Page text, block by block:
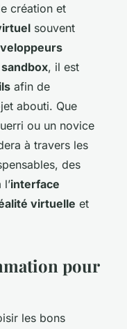
création et
souvent
sandbox, il est
afin de
abouti. Que
ou un novice
à travers les
des
l’interface
virtuelle et
pour
les bons